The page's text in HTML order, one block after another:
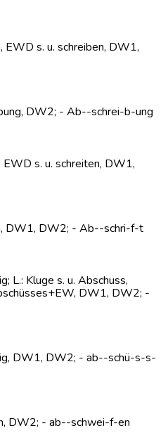
EWD s. u. schreiben, DW1,
DW2; - Ab--schrei-b-ung
EWD s. u. schreiten, DW1,
DW1, DW2; - Ab--schri-f-t
L.: Kluge s. u. Abschuss,
DW1, DW2; -
DW1, DW2; - ab--schü-s-s-
DW2; - ab--schwei-f-en